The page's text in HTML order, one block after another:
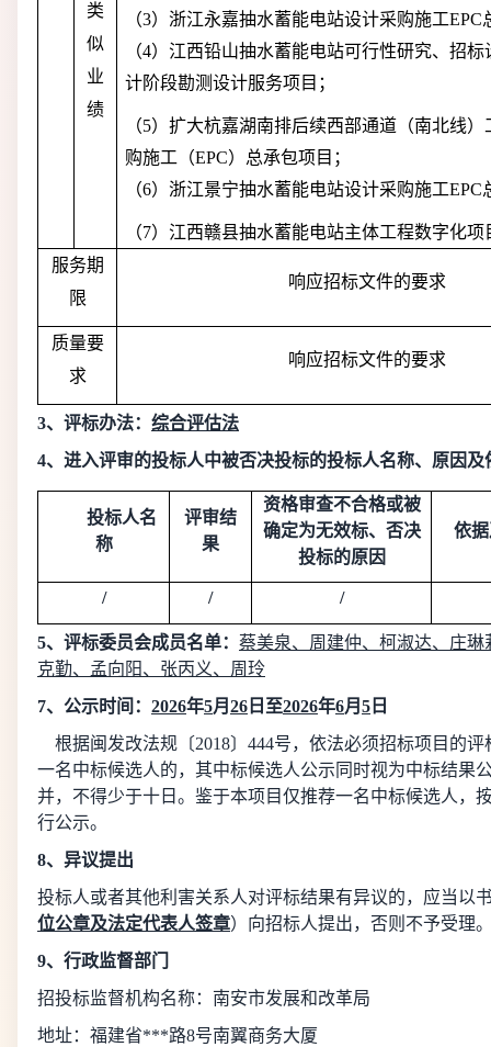
类
似
业
绩
（3）浙江永嘉抽水蓄能电站设计采购施工EPC
（4）江西铅山抽水蓄能电站可行性研究、招标
计阶段勘测设计服务项目；
（5）扩大杭嘉湖南排后续西部通道（南北线）
购施工（EPC）总承包项目；
（6）浙江景宁抽水蓄能电站设计采购施工EPC
（7）江西赣县抽水蓄能电站主体工程数字化项
服务期
限
响应招标文件的要求
质量要
求
响应招标文件的要求
3、评标办法： 综合评估法
4、进入评审的投标人中被否决投标的投标人名称、原因及
投标人名
称
评审结
果
资格审查不合格或被
确定为无效标、否决
投标的原因
依
/ / /
5、评标委员会成员名单： 蔡美泉、周建仲、 柯淑达、 庄琳
克勤、 孟向阳、 张丙义、 周玲
7、公示时间： 2026年5月 26 日至2026年6月 5 日
根据闽发改法规〔2018〕444号，依法必须招标项目的
一名中标候选人的，其中标候选人公示同时视为中标结果
并，不得少于十日。鉴于本项目仅推荐一名中标候选人，
行公示。
8、异议提出
投标人或者其他利害关系人对评标结果有异议的，应当以
位公章及法定代表人签章）向招标人提出，否则不予受理
9、行政监督部门
招投标监督机构名称：南安市发展和改革局
地址：福建省***路8号南翼商务大厦